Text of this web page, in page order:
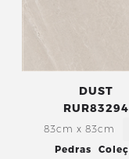
DUST
RUR83294
83cm x 83cm
Pedras